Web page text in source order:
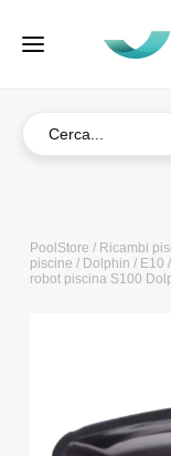
PoolStore / Ricambi
piscine / Dolphin / E10
robot piscina S100